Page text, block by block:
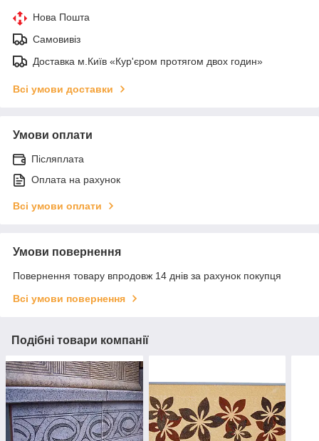
Нова Пошта
Самовивіз
Доставка м.Київ «Кур'єром протягом двох годин»
Всі умови доставки
Умови оплати
Післяплата
Оплата на рахунок
Всі умови оплати
Умови повернення
Повернення товару впродовж 14 днів за рахунок покупця
Всі умови повернення
Подібні товари компанії